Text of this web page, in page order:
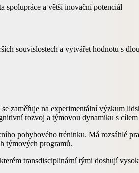
spolupráce a větší inovační potenciál
souvislostech a vytvářet hodnotu s
zaměřuje na experimentální výzkum
rozvoj a týmovou dynamiku s
pohybového tréninku. Má rozsáhlé
týmových programů.
transdisciplinární tými doshují